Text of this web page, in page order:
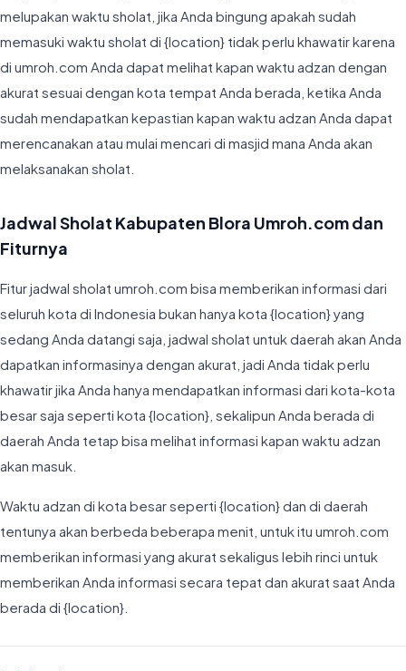
melupakan waktu sholat, jika Anda bingung apakah sudah
memasuki waktu sholat di {location} tidak perlu khawatir karena
di umroh.com Anda dapat melihat kapan waktu adzan dengan
akurat sesuai dengan kota tempat Anda berada, ketika Anda
sudah mendapatkan kepastian kapan waktu adzan Anda dapat
merencanakan atau mulai mencari di masjid mana Anda akan
melaksanakan sholat.
Jadwal Sholat Kabupaten Blora Umroh.com dan
Fiturnya
Fitur jadwal sholat umroh.com bisa memberikan informasi dari
seluruh kota di Indonesia bukan hanya kota {location} yang
sedang Anda datangi saja, jadwal sholat untuk daerah akan Anda
dapatkan informasinya dengan akurat, jadi Anda tidak perlu
khawatir jika Anda hanya mendapatkan informasi dari kota-kota
besar saja seperti kota {location}, sekalipun Anda berada di
daerah Anda tetap bisa melihat informasi kapan waktu adzan
akan masuk.
Waktu adzan di kota besar seperti {location} dan di daerah
tentunya akan berbeda beberapa menit, untuk itu umroh.com
memberikan informasi yang akurat sekaligus lebih rinci untuk
memberikan Anda informasi secara tepat dan akurat saat Anda
berada di {location}.